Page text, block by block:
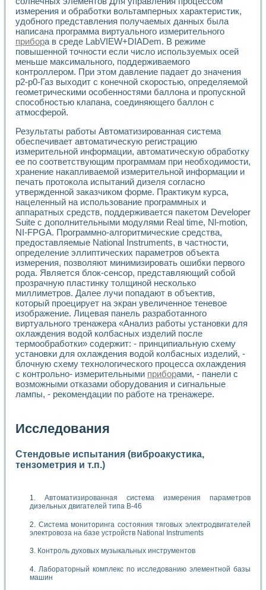
измерения и обработки вольтамперных характеристик,
удобного представления получаемых данных была
написана программа виртуального измерительного
прибора в среде LabVIEW+DIADem. В режиме
повышенной точности если число используемых осей
меньше максимального, поддерживаемого
контроллером. При этом давление падает до значения
р2-р0-Газ выходит с конечной скоростью, определяемой
геометрическими особенностями баллона и пропускной
способностью клапана, соединяющего баллон с
атмосферой.
Результаты работы Автоматизированная система
обеспечивает автоматическую регистрацию
измерительной информации, автоматическую обработку
ее по соответствующим программам при необходимости,
хранение накапливаемой измерительной информации и
печать протокола испытаний дизеля согласно
утвержденной заказчиком форме. Практикум курса,
нацеленный на использование программных и
аппаратных средств, поддерживается пакетом Developer
Suite с дополнительными модулями Real time, Nl-motion,
NI-FPGA. Программно-алгоритмические средства,
предоставляемые National Instruments, в частности,
определение эллиптических параметров объекта
измерения, позволяют минимизировать ошибки первого
рода. Является блок-сенсор, представляющий собой
прозрачную пластинку толщиной несколько
миллиметров. Далее лучи попадают в объектив,
который проецирует на экран увеличенное теневое
изображение. Лицевая панель разработанного
виртуального тренажера «Анализ работы установки для
охлаждения водой колбасных изделий после
термообработки» содержит: - принципиальную схему
установки для охлаждения водой колбасных изделий, -
блочную схему технологического процесса охлаждения
с контрольно- измерительными приборами, - панели с
возможными отказами оборудования и сигнальные
лампы, - рекомендации по работе на тренажере.
Исследования
Стендовые испытания (виброакустика,
тензометрия и т.п.)
Автоматизированная система измерения параметров
дизельных двигателей типа В-46
Система мониторинга состояния тяговых электродвигателей
электровоза на базе устройств National Instruments
Контроль духовых музыкальных инструментов
Лабораторный комплекс по исследованию элементной базы
машин